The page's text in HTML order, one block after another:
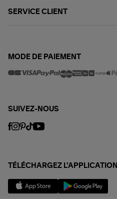
SERVICE CLIENT
MODE DE PAIEMENT
SUIVEZ-NOUS
TÉLÉCHARGEZ L'APPLICATION